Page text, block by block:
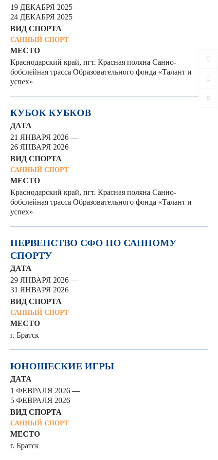
19 ДЕКАБРЯ 2025 —
24 ДЕКАБРЯ 2025
ВИД СПОРТА
САННЫЙ СПОРТ
МЕСТО
Краснодарский край, пгт. Красная поляна Санно-
бобслейная трасса Образовательного фонда «Талант и
успех»
КУБОК КУБКОВ
ДАТА
21 ЯНВАРЯ 2026 —
26 ЯНВАРЯ 2026
ВИД СПОРТА
САННЫЙ СПОРТ
МЕСТО
Краснодарский край, пгт. Красная поляна Санно-
бобслейная трасса Образовательного фонда «Талант и
успех»
ПЕРВЕНСТВО СФО ПО САННОМУ
СПОРТУ
ДАТА
29 ЯНВАРЯ 2026 —
31 ЯНВАРЯ 2026
ВИД СПОРТА
САННЫЙ СПОРТ
МЕСТО
г. Братск
ЮНОШЕСКИЕ ИГРЫ
ДАТА
1 ФЕВРАЛЯ 2026 —
5 ФЕВРАЛЯ 2026
ВИД СПОРТА
САННЫЙ СПОРТ
МЕСТО
г. Братск